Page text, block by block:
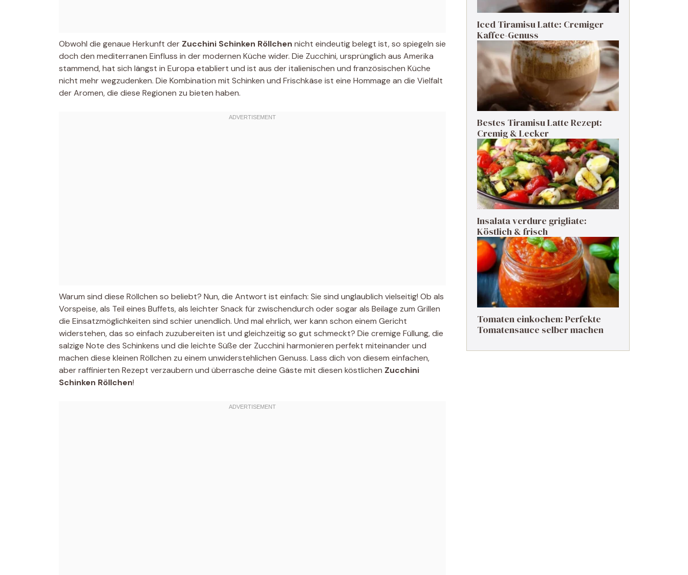
Obwohl die genaue Herkunft der Zucchini Schinken Röllchen nicht eindeutig belegt ist, so spiegeln sie
doch den mediterranen Einfluss in der modernen Küche wider. Die Zucchini, ursprünglich aus Amerika
stammend, hat sich längst in Europa etabliert und ist aus der italienischen und französischen Küche
nicht mehr wegzudenken. Die Kombination mit Schinken und Frischkäse ist eine Hommage an die Vielfalt
der Aromen, die diese Regionen zu bieten haben.
Warum sind diese Röllchen so beliebt? Nun, die Antwort ist einfach: Sie sind unglaublich vielseitig! Ob als
Vorspeise, als Teil eines Buffets, als leichter Snack für zwischendurch oder sogar als Beilage zum Grillen 
die Einsatzmöglichkeiten sind schier unendlich. Und mal ehrlich, wer kann schon einem Gericht
widerstehen, das so einfach zuzubereiten ist und gleichzeitig so gut schmeckt? Die cremige Füllung, die
salzige Note des Schinkens und die leichte Süße der Zucchini harmonieren perfekt miteinander und
machen diese kleinen Röllchen zu einem unwiderstehlichen Genuss. Lass dich von diesem einfachen,
aber raffinierten Rezept verzaubern und überrasche deine Gäste mit diesen köstlichen Zucchini
Schinken Röllchen!
Iced Tiramisu Latte: Cremiger
Kaffee-Genuss
Bestes Tiramisu Latte Rezept:
Cremig & Lecker
Insalata verdure grigliate:
Köstlich & frisch
Tomaten einkochen: Perfekte
Tomatensauce selber machen